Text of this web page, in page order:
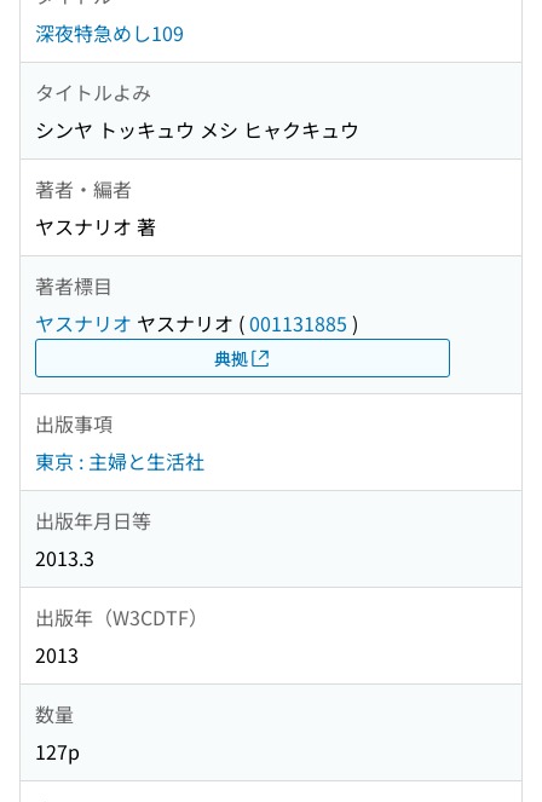
深夜特急めし109
タイトルよみ
シンヤ トッキュウ メシ ヒャクキュウ
著者・編者
ヤスナリオ 著
著者標目
ヤスナリオ ヤスナリオ (001131885 )
典拠
出版事項
東京 : 主婦と生活社
出版年月日等
2013.3
出版年（W3CDTF）
2013
数量
127p